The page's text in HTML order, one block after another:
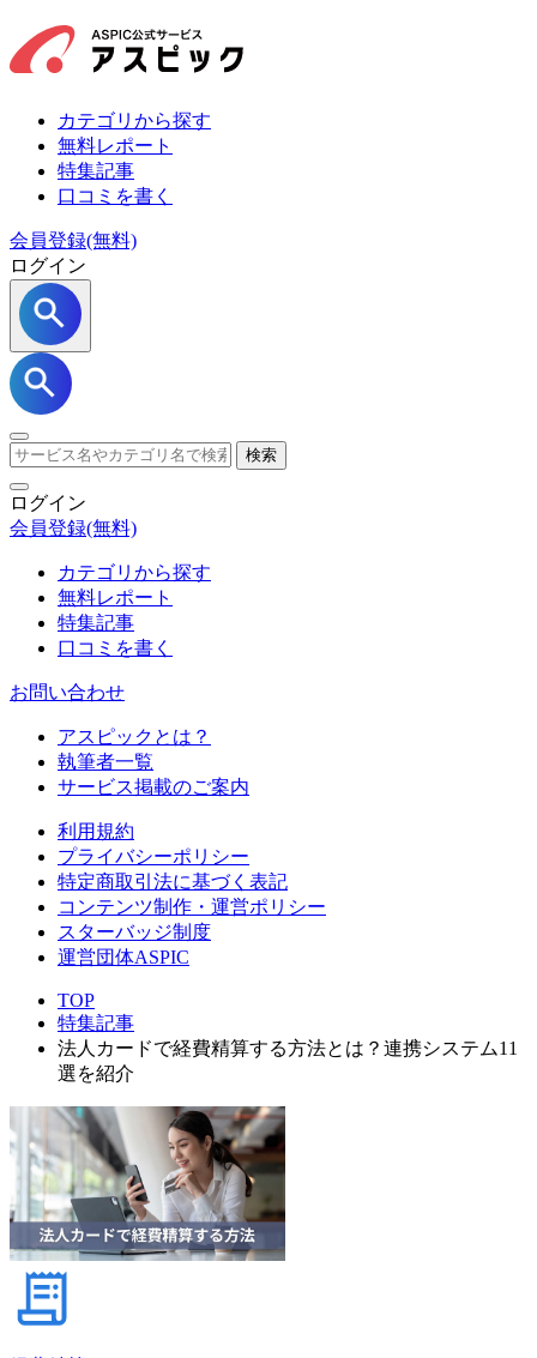
カテゴリから探す
無料レポート
特集記事
口コミを書く
会員登録(無料)
ログイン
検索
ログイン
会員登録(無料)
カテゴリから探す
無料レポート
特集記事
口コミを書く
お問い合わせ
アスピックとは？
執筆者一覧
サービス掲載のご案内
利用規約
プライバシーポリシー
特定商取引法に基づく表記
コンテンツ制作・運営ポリシー
スターバッジ制度
運営団体ASPIC
TOP
特集記事
法人カードで経費精算する方法とは？連携システム11
選を紹介